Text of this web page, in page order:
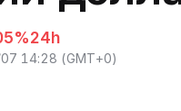
24h
14:28 (GMT+0)